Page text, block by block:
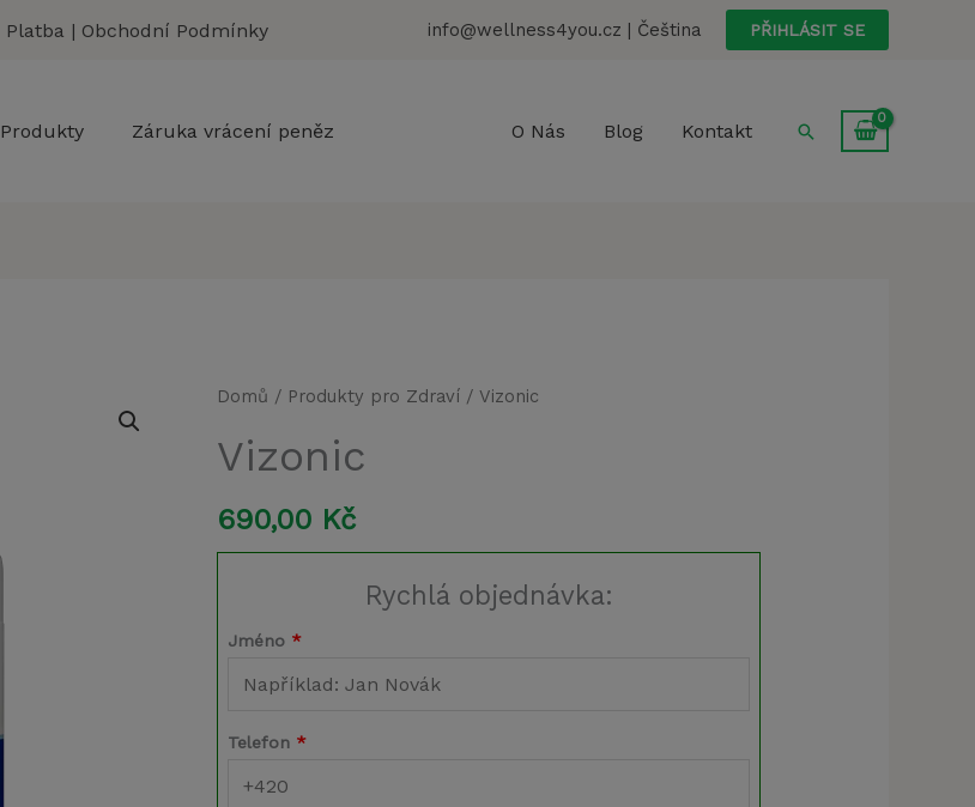
Platba | Obchodní Podmínky info@wellness4you.cz | Čeština PŘIHLÁSIT SE
Produkty Záruka vrácení peněz O Nás Blog Kontakt Hledat
Domů / Produkty pro Zdraví / Vizonic
Vizonic
690,00 Kč
Rychlá objednávka:
Jméno *
Telefon *
Vizonic